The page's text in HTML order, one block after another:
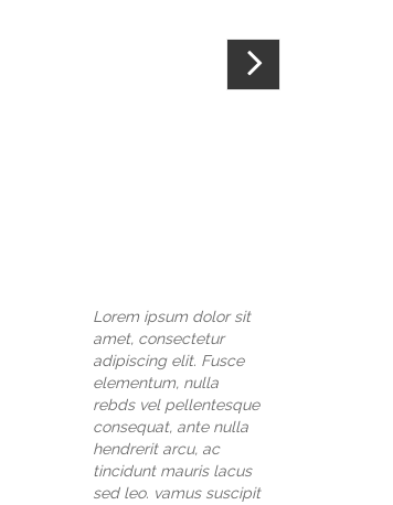
Lorem ipsum dolor sit
amet, consectetur
adipiscing elit. Fusce
elementum, nulla
rebds vel pellentesque
consequat, ante nulla
hendrerit arcu, ac
tincidunt mauris lacus
sed leo. vamus suscipit